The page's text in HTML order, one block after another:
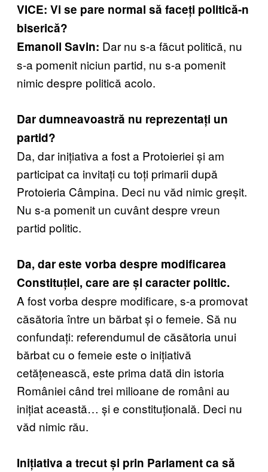
VICE: Vi se pare normal să faceți politică-n
biserică?
Emanoil Savin: Dar nu s-a făcut politică, nu
s-a pomenit niciun partid, nu s-a pomenit
nimic despre politică acolo.
Dar dumneavoastră nu reprezentați un
partid?
Da, dar inițiativa a fost a Protoieriei și am
participat ca invitați cu toți primarii după
Protoieria Câmpina. Deci nu văd nimic greșit.
Nu s-a pomenit un cuvânt despre vreun
partid politic.
Da, dar este vorba despre modificarea
Constituției, care are și caracter politic.
A fost vorba despre modificare, s-a promovat
căsătoria între un bărbat și o femeie. Să nu
confundați: referendumul de căsătoria unui
bărbat cu o femeie este o inițiativă
cetățenească, este prima dată din istoria
României când trei milioane de români au
inițiat această… și e constituțională. Deci nu
văd nimic rău.
Inițiativa a trecut și prin Parlament ca să